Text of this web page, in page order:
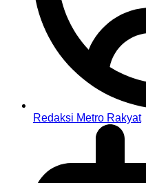
Redaksi Metro Rakyat